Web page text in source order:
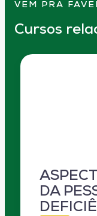
VEM PRA
Cursos
DA